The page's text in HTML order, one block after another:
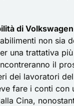
di
non sia
una trattativa
il
dei lavoratori
fare i conti con
Cina,